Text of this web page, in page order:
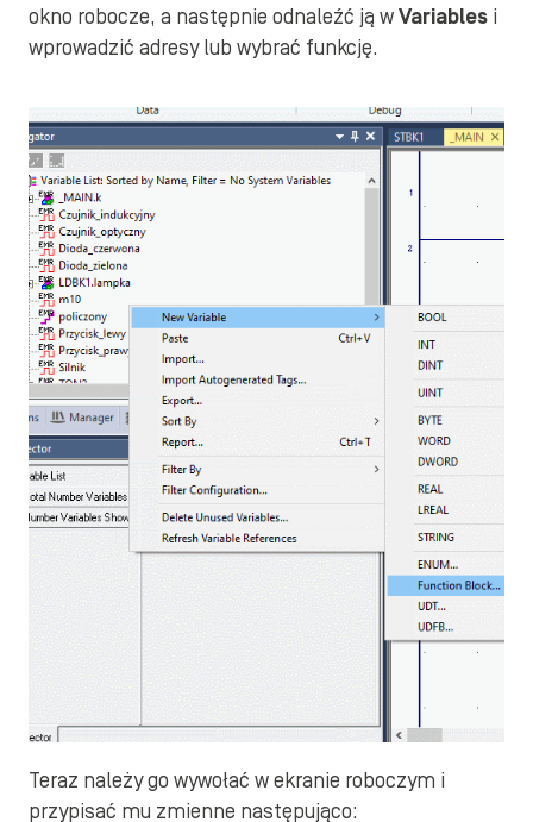
okno robocze, a następnie odnaleźć ją wVariables i
wprowadzić adresy lub wybrać funkcję.
Teraz należy go wywołać w ekranie roboczym i
przypisać mu zmienne następująco: